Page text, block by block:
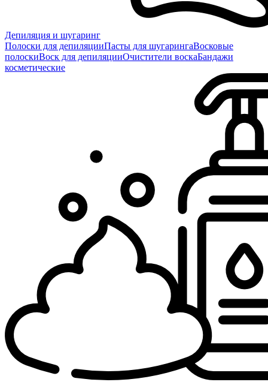
Депиляция и шугаринг
Полоски для депиляцииПасты для шугарингаВосковые
полоскиВоск для депиляцииОчистители воскаБандажи
косметические